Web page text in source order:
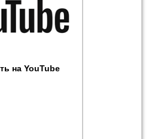
на YouTube